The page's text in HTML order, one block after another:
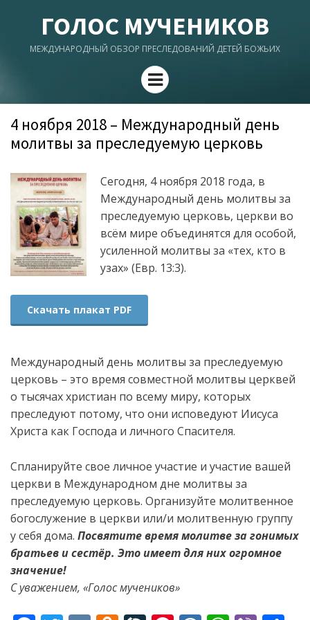
ГОЛОС МУЧЕНИКОВ
МЕЖДУНАРОДНЫЙ ОБЗОР ПРЕСЛЕДОВАНИЙ ДЕТЕЙ БОЖЬИХ
Menu
4 ноября 2018 – Международный день
молитвы за преследуемую церковь
Сегодня, 4 ноября 2018 года, в
Международный день молитвы за
преследуемую церковь, церкви во
всём мире объединятся для особой,
усиленной молитвы за «тех, кто в
узах» (Евр. 13:3).
Скачать плакат PDF
Международный день молитвы за преследуемую
церковь – это время совместной молитвы церквей
о тысячах христиан по всему миру, которых
преследуют потому, что они исповедуют Иисуса
Христа как Господа и личного Спасителя.
Спланируйте свое личное участие и участие вашей
церкви в Международном дне молитвы за
преследуемую церковь. Организуйте молитвенное
богослужение в церкви или/и молитвенную группу
у себя дома. Посвятите время молитве за гонимых
братьев и сестёр. Это имеет для них огромное
значение!
С уважением, «Голос мучеников»